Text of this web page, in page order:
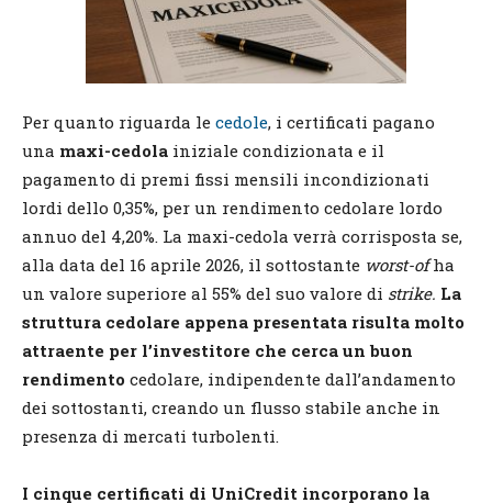
Per quanto riguarda le cedole, i certificati pagano
una maxi-cedola iniziale condizionata e il
pagamento di premi fissi mensili incondizionati
lordi dello 0,35%, per un rendimento cedolare lordo
annuo del 4,20%. La maxi-cedola verrà corrisposta se,
alla data del 16 aprile 2026, il sottostante worst-ofha
un valore superiore al 55% del suo valore di strike. La
struttura cedolare appena presentata risulta molto
attraente per l’investitore che cerca un buon
rendimento cedolare, indipendente dall’andamento
dei sottostanti, creando un flusso stabile anche in
presenza di mercati turbolenti.
I cinque certificati di UniCredit incorporano la